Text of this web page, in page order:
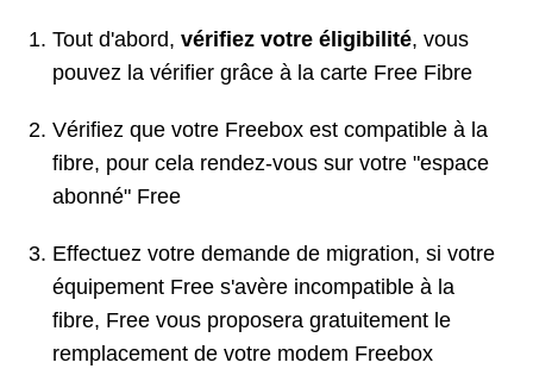
Tout d'abord, vérifiez votre éligibilité, vous
pouvez la vérifier grâce à la carte Free Fibre
Vérifiez que votre Freebox est compatible à la
fibre, pour cela rendez-vous sur votre "espace
abonné" Free
Effectuez votre demande de migration, si votre
équipement Free s'avère incompatible à la
fibre, Free vous proposera gratuitement le
remplacement de votre modem Freebox